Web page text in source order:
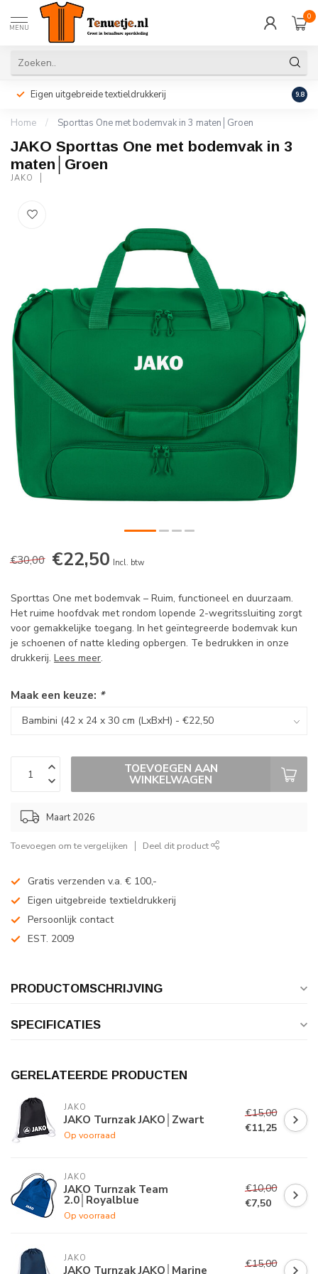
MENU
0
Eigen uitgebreide textieldrukkerij 9.8
Home / Sporttas One met bodemvak in 3 maten│Groen
JAKO Sporttas One met bodemvak in 3
maten│Groen
JAKO
€30,00 €22,50 Incl. btw
Sporttas One met bodemvak – Ruim, functioneel en duurzaam.
Het ruime hoofdvak met rondom lopende 2-wegritssluiting zorgt
voor gemakkelijke toegang. In het geïntegreerde bodemvak kun
je schoenen of natte kleding opbergen. Te bedrukken in onze
drukkerij. Lees meer.
Maak een keuze: *
TOEVOEGEN AAN
WINKELWAGEN
Maart 2026
Toevoegen om te vergelijken Deel dit product
Gratis verzenden v.a. € 100,-
Eigen uitgebreide textieldrukkerij
Persoonlijk contact
EST. 2009
PRODUCTOMSCHRIJVING
SPECIFICATIES
GERELATEERDE PRODUCTEN
JAKO
JAKO Turnzak JAKO│Zwart
Op voorraad
€15,00
€11,25
JAKO
JAKO Turnzak Team
2.0│Royalblue
Op voorraad
€10,00
€7,50
JAKO
JAKO Turnzak JAKO│Marine
€15,00